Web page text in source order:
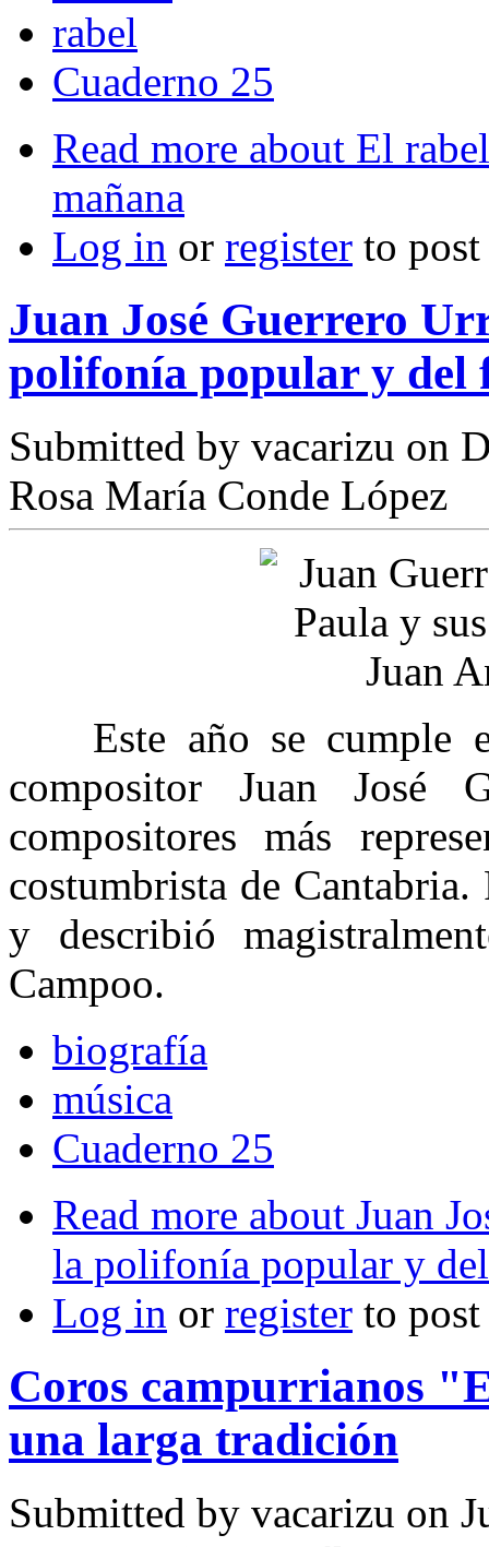
rabel
Cuaderno 25
Read more about El
mañana
Log in or register to
Juan José Guerrero
polifonía popular y del
Submitted by vacarizu on
Rosa María Conde López
Este año se cumple
compositor Juan José
compositores más
costumbrista de
y describió
Campoo.
biografía
música
Cuaderno 25
Read more about Juan
la polifonía popular y
Log in or register to
Coros campurrianos
una larga tradición
Submitted by vacarizu on